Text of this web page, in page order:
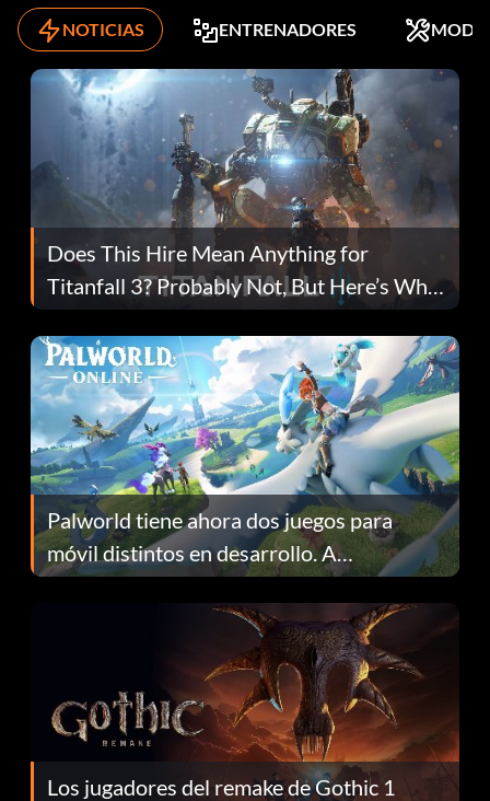
NOTICIAS ENTRENADORES MODS
Does This Hire Mean Anything for
Titanfall 3? Probably Not, But Here’s Why
Fans Are Hopeful
Palworld tiene ahora dos juegos para
móvil distintos en desarrollo. A
continuación te explicamos por qué.
Los jugadores del remake de Gothic 1